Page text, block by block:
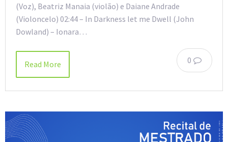
(Voz), Beatriz Manaia (violão) e Daiane Andrade
(Violoncelo) 02:44 – In Darkness let me Dwell (John
Dowland) – Ionara…
0
Read More